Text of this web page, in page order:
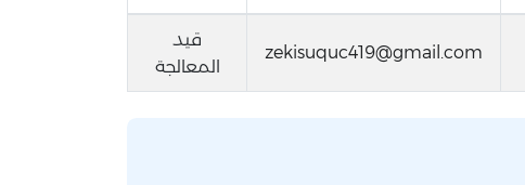
zekisuquc419@gmail.com
قيد
المعالجة